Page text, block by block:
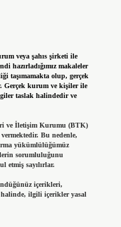
veya şahıs şirketi ile
hazırladığımız makaleler
taşımamakta olup, gerçek
Gerçek kurum ve kişiler ile
taslak halindedir ve
ve İletişim Kurumu (BTK)
Bu nedenle,
yükümlülüğümüz
sorumluluğunu
etmiş sayılırlar.
içerikleri,
ilgili içerikler yasal